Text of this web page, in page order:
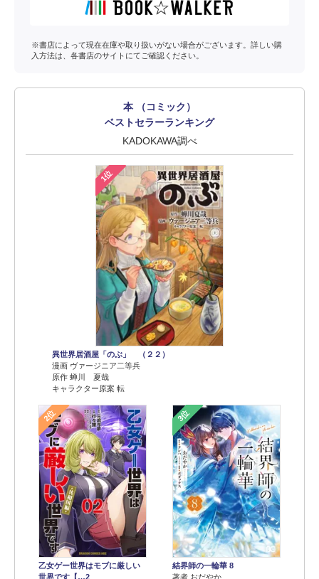
※書店によって現在在庫や取り扱いがない場合がございます。詳しい購
入方法は、各書店のサイトにてご確認ください。
本 （コミック）
ベストセラーランキング
KADOKAWA調べ
1位
異世界居酒屋「のぶ」 （２２）
漫画 ヴァージニア二等兵
原作 蝉川 夏哉
キャラクター原案 転
2位
乙女ゲー世界はモブに厳しい
世界です【…2
3位
結界師の一輪華 8
著者 おだやか